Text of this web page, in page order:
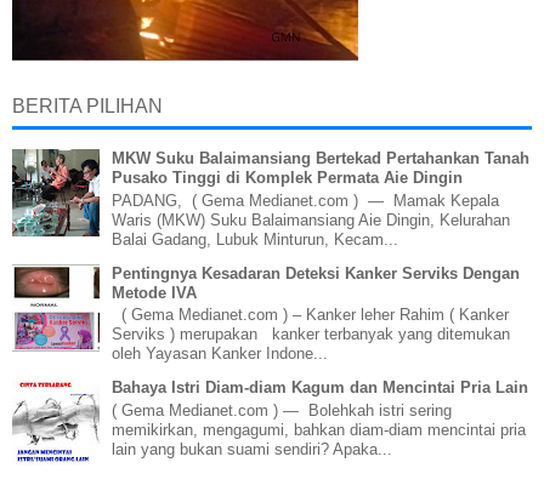
BERITA PILIHAN
MKW Suku Balaimansiang Bertekad Pertahankan Tanah
Pusako Tinggi di Komplek Permata Aie Dingin
PADANG, ( Gema Medianet.com ) — Mamak Kepala
Waris (MKW) Suku Balaimansiang Aie Dingin, Kelurahan
Balai Gadang, Lubuk Minturun, Kecam...
Pentingnya Kesadaran Deteksi Kanker Serviks Dengan
Metode IVA
( Gema Medianet.com ) – Kanker leher Rahim ( Kanker
Serviks ) merupakan kanker terbanyak yang ditemukan
oleh Yayasan Kanker Indone...
Bahaya Istri Diam-diam Kagum dan Mencintai Pria Lain
( Gema Medianet.com ) — Bolehkah istri sering
memikirkan, mengagumi, bahkan diam-diam mencintai pria
lain yang bukan suami sendiri? Apaka...